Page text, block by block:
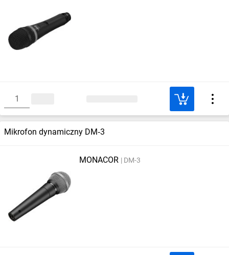
Mikrofon dynamiczny DM‑3
MONACOR DM-3